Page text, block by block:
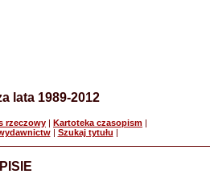
lata 1989-2012
rzeczowy | Kartoteka czasopism |
| Szukaj tytułu |